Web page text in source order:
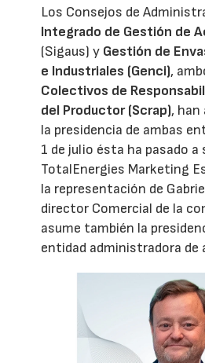
Los Consejos de
Integrado de Gestión de
(Sigaus) y Gestión de
e Industriales (Genci),
Colectivos de
del Productor (Scrap), han
la presidencia de ambas
1 de julio ésta ha pasado a
TotalEnergies Marketing
la representación de
director Comercial de la
asume también la
entidad administradora de